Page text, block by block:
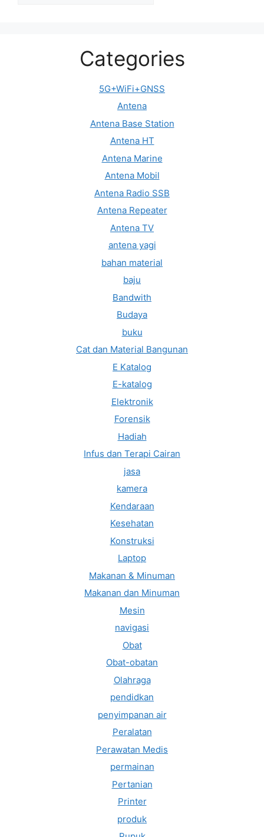
Categories
5G+WiFi+GNSS
Antena
Antena Base Station
Antena HT
Antena Marine
Antena Mobil
Antena Radio SSB
Antena Repeater
Antena TV
antena yagi
bahan material
baju
Bandwith
Budaya
buku
Cat dan Material Bangunan
E Katalog
E-katalog
Elektronik
Forensik
Hadiah
Infus dan Terapi Cairan
jasa
kamera
Kendaraan
Kesehatan
Konstruksi
Laptop
Makanan & Minuman
Makanan dan Minuman
Mesin
navigasi
Obat
Obat-obatan
Olahraga
pendidkan
penyimpanan air
Peralatan
Perawatan Medis
permainan
Pertanian
Printer
produk